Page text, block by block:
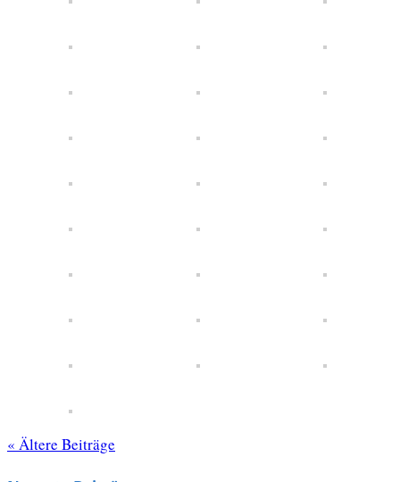
« Ältere Beiträge